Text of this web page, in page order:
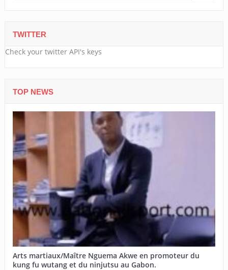
TWITTER
Check your twitter API's keys
TOP NEWS
Arts martiaux/Maître Nguema Akwe en promoteur du
kung fu wutang et du ninjutsu au Gabon.